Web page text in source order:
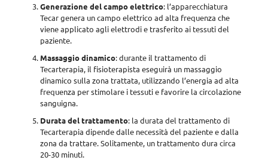
Generazione del campo elettrico: l’apparecchiatura
Tecar genera un campo elettrico ad alta frequenza che
viene applicato agli elettrodi e trasferito ai tessuti del
paziente.
Massaggio dinamico: durante il trattamento di
Tecarterapia, il fisioterapista eseguirà un massaggio
dinamico sulla zona trattata, utilizzando l’energia ad alta
frequenza per stimolare i tessuti e favorire la circolazione
sanguigna.
Durata del trattamento: la durata del trattamento di
Tecarterapia dipende dalle necessità del paziente e dalla
zona da trattare. Solitamente, un trattamento dura circa
20-30 minuti.